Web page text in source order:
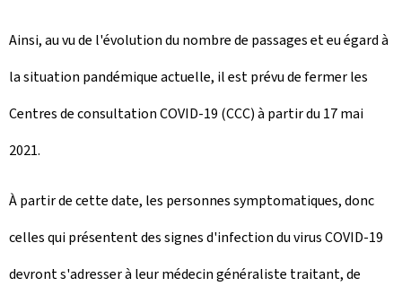
Ainsi, au vu de l'évolution du nombre de passages et eu égard à
la situation pandémique actuelle, il est prévu de fermer les
Centres de consultation COVID-19 (CCC) à partir du 17 mai
2021.
À partir de cette date, les personnes symptomatiques, donc
celles qui présentent des signes d'infection du virus COVID-19
devront s'adresser à leur médecin généraliste traitant, de